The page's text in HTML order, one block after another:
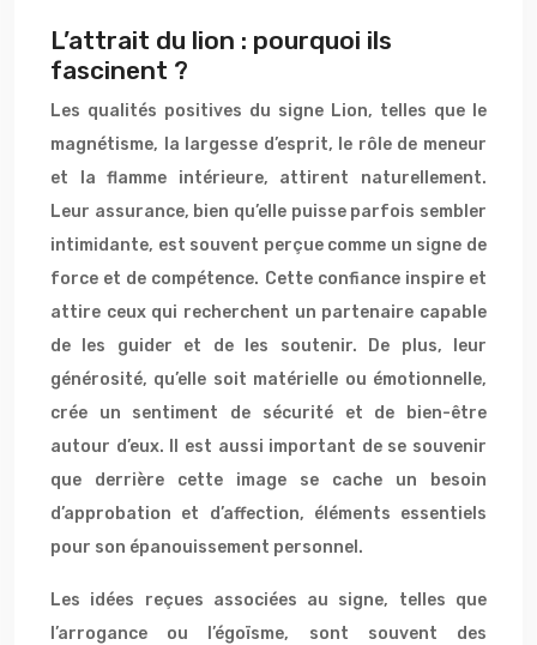
L’attrait du lion : pourquoi ils
fascinent ?
Les qualités positives du signe Lion, telles que le
magnétisme, la largesse d’esprit, le rôle de meneur
et la flamme intérieure, attirent naturellement.
Leur assurance, bien qu’elle puisse parfois sembler
intimidante, est souvent perçue comme un signe de
force et de compétence. Cette confiance inspire et
attire ceux qui recherchent un partenaire capable
de les guider et de les soutenir. De plus, leur
générosité, qu’elle soit matérielle ou émotionnelle,
crée un sentiment de sécurité et de bien-être
autour d’eux. Il est aussi important de se souvenir
que derrière cette image se cache un besoin
d’approbation et d’affection, éléments essentiels
pour son épanouissement personnel.
Les idées reçues associées au signe, telles que
l’arrogance ou l’égoïsme, sont souvent des